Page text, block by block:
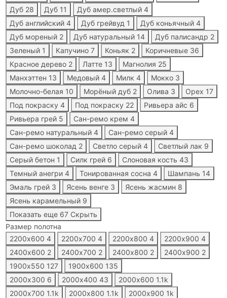
Дуб 28 Дуб 11 Дуб амер.светлый 4
Дуб английский 4 Дуб грейвуд 1 Дуб коньячный 4
Дуб мореный 2 Дуб натуральный 14 Дуб палисандр 2
Зеленый 1 Капучино 7 Коньяк 2 Коричневые 36
Красное дерево 2 Латте 13 Магнолия 25
Манхэттен 13 Медовый 4 Милк 4 Мокко 3
Молочно-белая 10 Морёный дуб 2 Олива 3 Орех 17
Под покраску 4 Под покраску 22 Ривьера айс 6
Ривьера грей 5 Сан-ремо крем 4
Сан-ремо натуральный 4 Сан-ремо серый 4
Сан-ремо шоколад 2 Светло серый 4 Светлый лак 9
Серый бетон 1 Силк грей 6 Слоновая кость 43
Темный анегри 4 Тонированная сосна 4 Шампань 14
Эмаль грей 3 Ясень венге 3 Ясень жасмин 8
Ясень карамельный 9
Показать еще 67 Скрыть
Размер полотна
2200х600 4 2200х700 4 2200х800 4 2200х900 4
2400х600 2 2400х700 2 2400х800 2 2400х900 2
1900х550 127 1900х600 135
2000х300 6 2000х400 43 2000х600 1.1k
2000х700 1.1k 2000х800 1.1k 2000х900 1k